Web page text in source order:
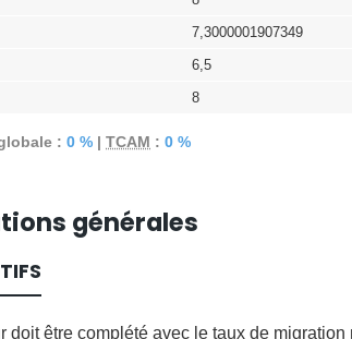
7,3000001907349
6,5
8
: 0 % | TCAM : 0 %
générales
doit être complété avec le taux de